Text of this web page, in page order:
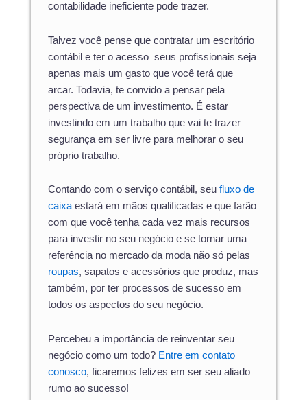
contabilidade ineficiente pode trazer.
Talvez você pense que contratar um escritório
contábil e ter o acesso seus profissionais seja
apenas mais um gasto que você terá que
arcar. Todavia, te convido a pensar pela
perspectiva de um investimento. É estar
investindo em um trabalho que vai te trazer
segurança em ser livre para melhorar o seu
próprio trabalho.
Contando com o serviço contábil, seu fluxo de
caixaestará em mãos qualificadas e que farão
com que você tenha cada vez mais recursos
para investir no seu negócio e se tornar uma
referência no mercado da moda não só pelas
roupas, sapatos e acessórios que produz, mas
também, por ter processos de sucesso em
todos os aspectos do seu negócio.
Percebeu a importância de reinventar seu
negócio como um todo? Entre em contato
conosco, ficaremos felizes em ser seu aliado
rumo ao sucesso!